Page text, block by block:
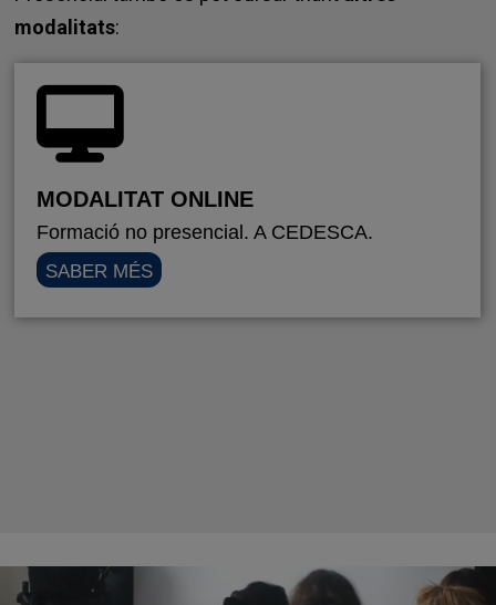
modalitats:
MODALITAT ONLINE
Formació no presencial. A CEDESCA.
SABER MÉS